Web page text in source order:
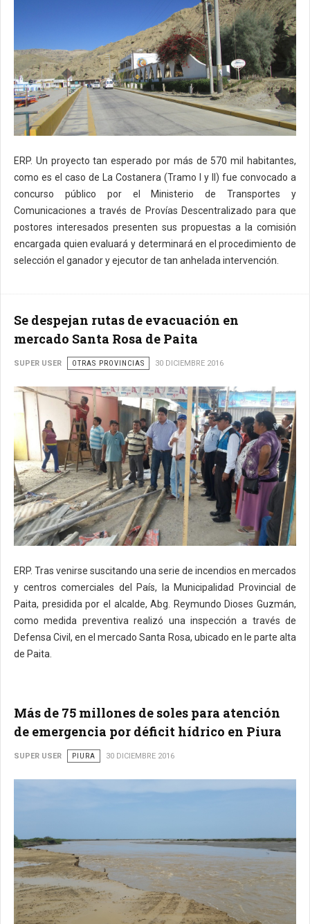
ERP. Un proyecto tan esperado por más de 570 mil habitantes,
como es el caso de La Costanera (Tramo I y II) fue convocado a
concurso público por el Ministerio de Transportes y
Comunicaciones a través de Provías Descentralizado para que
postores interesados presenten sus propuestas a la comisión
encargada quien evaluará y determinará en el procedimiento de
selección el ganador y ejecutor de tan anhelada intervención.
Se despejan rutas de evacuación en
mercado Santa Rosa de Paita
SUPER USER OTRAS PROVINCIAS 30 DICIEMBRE 2016
ERP. Tras venirse suscitando una serie de incendios en mercados
y centros comerciales del País, la Municipalidad Provincial de
Paita, presidida por el alcalde, Abg. Reymundo Dioses Guzmán,
como medida preventiva realizó una inspección a través de
Defensa Civil, en el mercado Santa Rosa, ubicado en le parte alta
de Paita.
Más de 75 millones de soles para atención
de emergencia por déficit hídrico en Piura
SUPER USER PIURA 30 DICIEMBRE 2016